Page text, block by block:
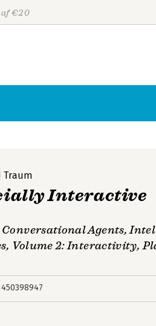
€20
Traum
Interactive
Conversational Agents,
Volume 2: Interactivity,